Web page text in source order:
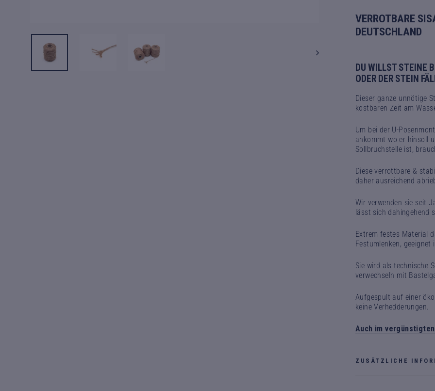
VERROTBARE
DEUTSCHLAND
DU WILLST STEINE
ODER DER STEIN
Dieser ganze unnötige
kostbaren Zeit am
Um bei der U-
ankommt wo er hinsoll
Sollbruchstelle ist,
Diese verrottbare &
daher ausreichend
Wir verwenden sie seit
lässt sich dahingehend
Extrem festes Material
Festumlenken, geeignet
Sie wird als technische
verwechseln mit
Aufgespult auf einer
keine Verhedderungen.
Auch im
ZUSÄTZLICHE